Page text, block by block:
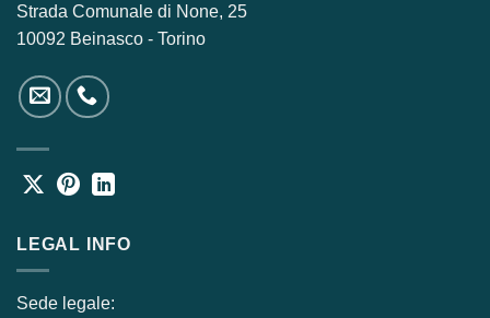
Strada Comunale di None, 25
10092 Beinasco - Torino
LEGAL INFO
Sede legale: